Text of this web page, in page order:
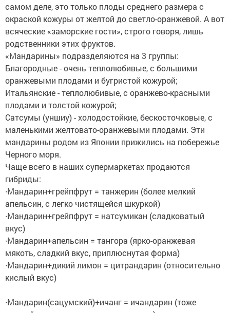
самом деле, это только плоды среднего размера с
окраской кожуры от желтой до светло-оранжевой. А вот
всяческие «заморские гости», строго говоря, лишь
родственники этих фруктов.
«Мандарины» подразделяются на 3 группы:
Благородные - очень теплолюбивые, с большими
оранжевыми плодами и бугристой кожурой;
Итальянские - теплолюбивые, с оранжево-красными
плодами и толстой кожурой;
Сатсумы (уншиу) - холодостойкие, бескосточковые, с
маленькими желтовато-оранжевыми плодами. Эти
мандарины родом из Японии прижились на побережье
Черного моря.
Чаще всего в наших супермаркетах продаются
гибриды:
∙Мандарин+грейпфрут = танжерин (более мелкий
апельсин, с легко чистящейся шкуркой)
∙Мандарин+грейпфрут = натсумикан (сладковатый
вкус)
∙Мандарин+апельсин = тангора (ярко-оранжевая
мякоть, сладкий вкус, приплюснутая форма)
∙Мандарин+дикий лимон = цитрандарин (относительно
кислый вкус)
∙Мандарин(сацумский)+ичанг = ичандарин (тоже